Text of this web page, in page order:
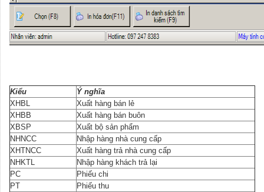
Kiểu
Ý nghĩa
XHBL
Xuất hàng bán lẻ
XHBB
Xuất hàng bán buôn
XBSP
Xuất bộ sản phẩm
NHNCC
Nhập hàng nhà cung cấp
XHTNCC
Xuất hàng trả nhà cung cấp
NHKTL
Nhập hàng khách trả lại
PC
Phiếu chi
PT
Phiếu thu